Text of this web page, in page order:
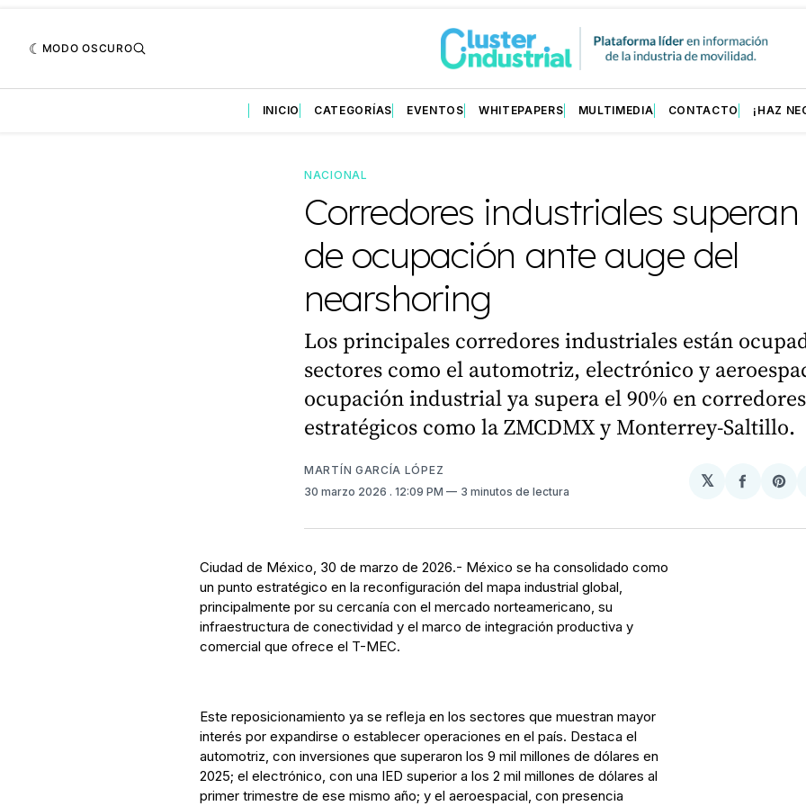
MODO OSCURO
INICIO CATEGORÍAS EVENTOS WHITEPAPERS MULTIMEDIA CONTACTO ¡HAZ
NACIONAL
Corredores industriales
de ocupación ante auge del
nearshoring
Los principales corredores industriales están
sectores como el automotriz, electrónico y
ocupación industrial ya supera el 90% en corredores
estratégicos como la ZMCDMX y Monterrey-Saltillo.
MARTÍN GARCÍA LÓPEZ
30 marzo 2026 . 12:09 PM 3 minutos de lectura
𝕏
Ciudad de México, 30 de marzo de 2026.- México se ha consolidado como
un punto estratégico en la reconfiguración del mapa industrial global,
principalmente por su cercanía con el mercado norteamericano, su
infraestructura de conectividad y el marco de integración productiva y
comercial que ofrece el T-MEC.
Este reposicionamiento ya se refleja en los sectores que muestran mayor
interés por expandirse o establecer operaciones en el país. Destaca el
automotriz, con inversiones que superaron los 9 mil millones de dólares en
2025; el electrónico, con una IED superior a los 2 mil millones de dólares al
primer trimestre de ese mismo año; y el aeroespacial, con presencia